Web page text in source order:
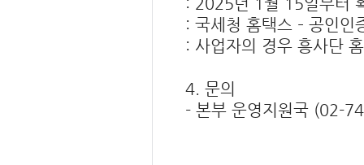
: 국세청 홈택스 – 공인인
: 사업자의 경우 흥사단
4. 문의
- 본부 운영지원국 (02-